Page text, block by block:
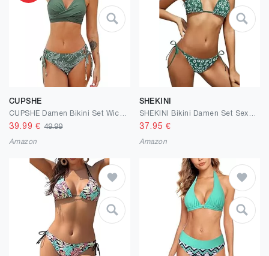
CUPSHE
39.99 €49.99
Amazon
SHEKINI
37.95 €
Amazon